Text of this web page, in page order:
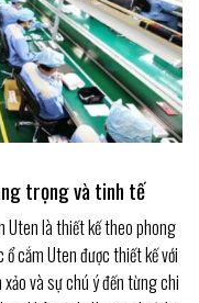
trọng và tinh tế
Uten là thiết kế theo phong
cắm Uten được thiết kế với
và sự chú ý đến từng chi